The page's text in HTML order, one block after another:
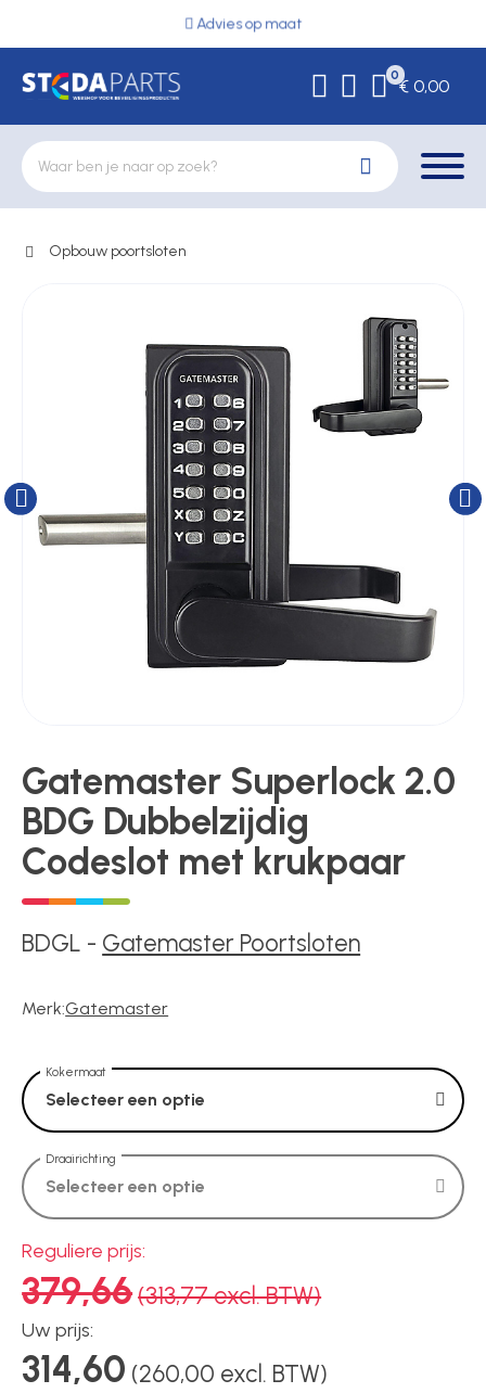
Advies op maat
0
€ 0,00
Deurbeslag
Hekwerkonderdelen
Kluizen
Poortonderdelen
Toegangscontrole
Toegangsverlening
Opbouw poortsloten
Gatemaster Superlock 2.0
BDG Dubbelzijdig
Codeslot met krukpaar
BDGL - Gatemaster Poortsloten
Merk:Gatemaster
Kokermaat
Selecteer een optie
Draairichting
Selecteer een optie
Reguliere prijs:
379,66(313,77 excl. BTW)
Uw prijs:
314,60 (260,00 excl. BTW)